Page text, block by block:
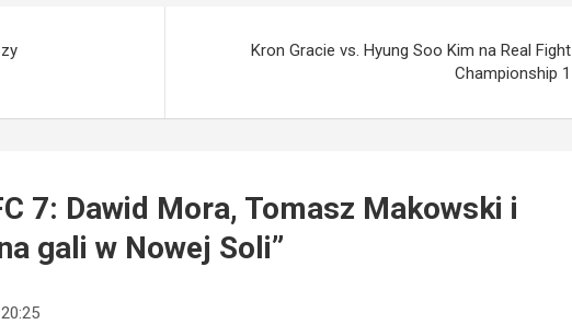
Kron Gracie vs. Hyung Soo Kim na Real Fight
Championship 1
7: Dawid Mora, Tomasz Makowski i
gali w Nowej Soli”